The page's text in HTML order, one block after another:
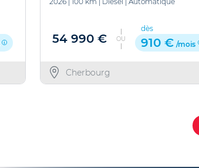
54 990 € OU
dès
910 € /mois
Cherbourg